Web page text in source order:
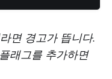
면 경고가 뜹니다.
플래그를 추가하면